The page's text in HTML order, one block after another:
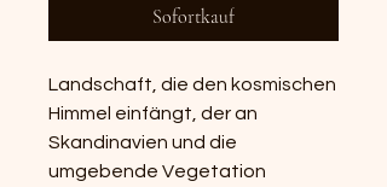
Sofortkauf
Landschaft, die den kosmischen
Himmel einfängt, der an
Skandinavien und die
umgebende Vegetation